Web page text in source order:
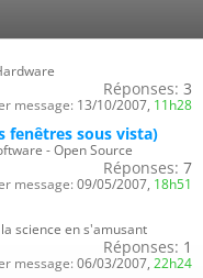
Réponses: 3
message: 13/10/2007, 11h28
fenêtres sous vista)
- Open Source
Réponses: 7
message: 09/05/2007, 18h51
science en s'amusant
Réponses: 1
message: 06/03/2007, 22h24